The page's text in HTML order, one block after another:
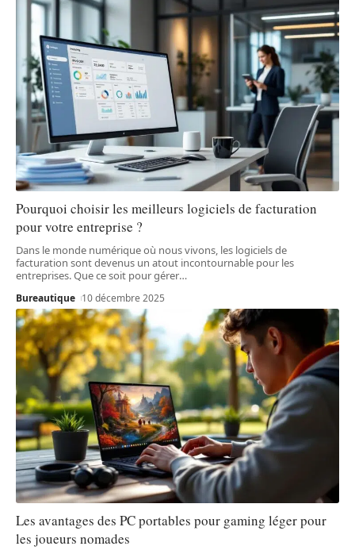
Pourquoi choisir les meilleurs logiciels de facturation
pour votre entreprise ?
Dans le monde numérique où nous vivons, les logiciels de
facturation sont devenus un atout incontournable pour les
entreprises. Que ce soit pour gérer…
Bureautique 10 décembre 2025
Les avantages des PC portables pour gaming léger pour
les joueurs nomades